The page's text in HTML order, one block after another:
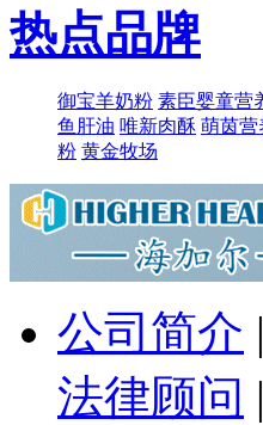
热点品牌
御宝羊奶粉 素臣婴童营
鱼肝油 唯新肉酥 萌​茵营
粉 黄金牧场
公司简介 |
法律顾问 |